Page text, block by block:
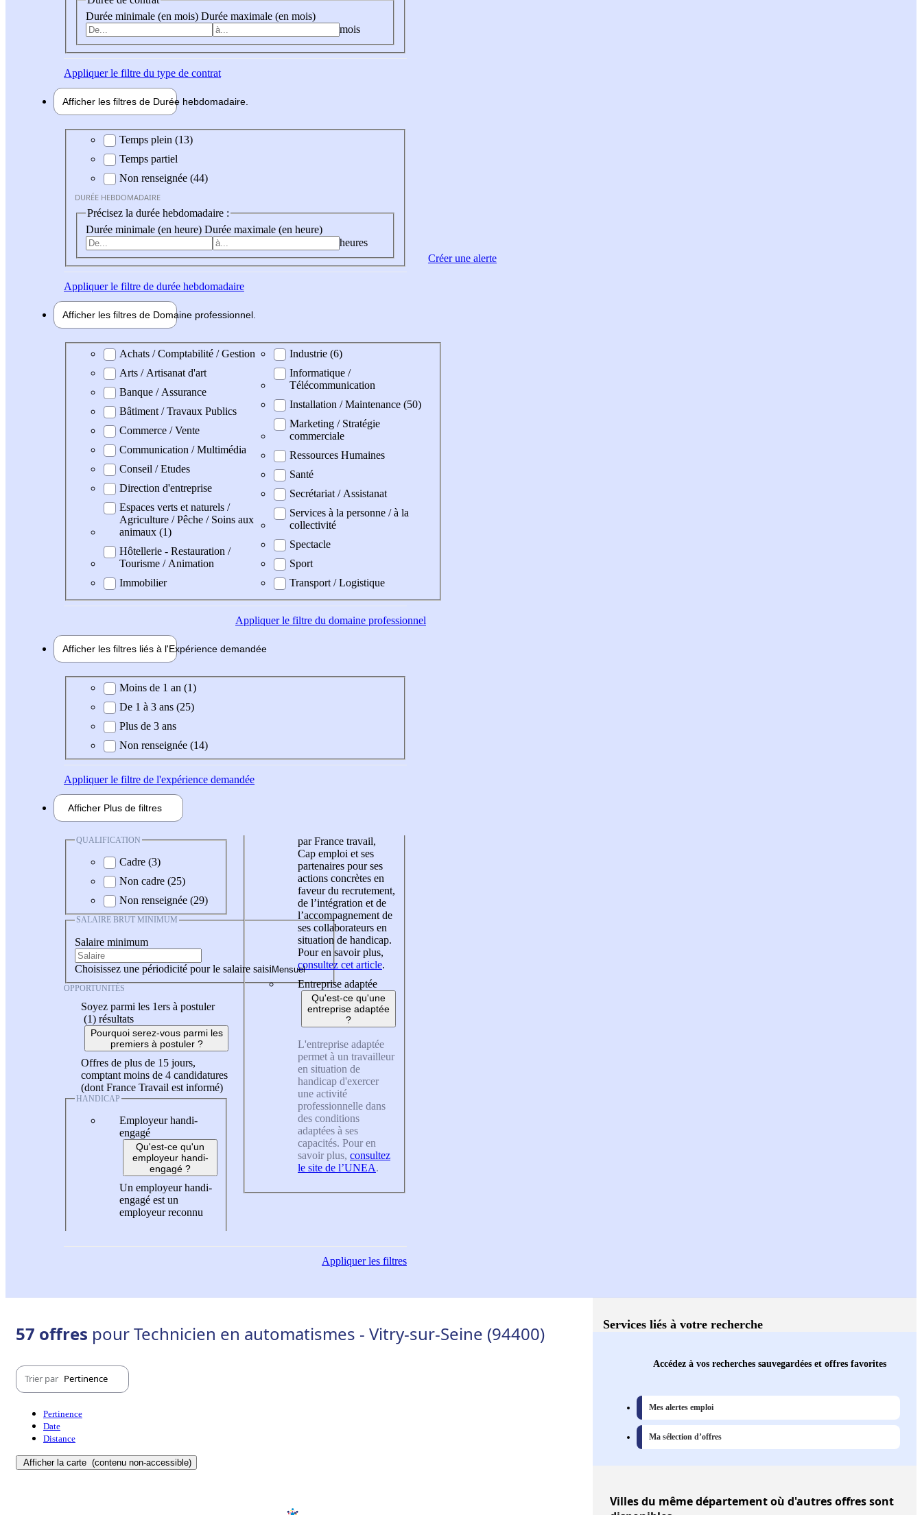
Durée minimale (en mois) Durée maximale (en mois)
mois
Appliquerle filtre du type de contrat
Afficher les filtres de Durée hebdomadaire
Durée hebdomadaire
Temps plein (13)
Temps partiel
Non renseignée (44)
DURÉE HEBDOMADAIRE
Précisez la durée hebdomadaire :
Durée minimale (en heure) Durée maximale (en heure)
heures
Appliquerle filtre de durée hebdomadaire
Afficher les filtres de Domaine professionnel
Domaine professionel
Achats / Comptabilité / Gestion
Arts / Artisanat d'art
Banque / Assurance
Bâtiment / Travaux Publics
Commerce / Vente
Communication / Multimédia
Conseil / Etudes
Direction d'entreprise
Espaces verts et naturels /
Agriculture / Pêche / Soins aux
animaux (1)
Hôtellerie - Restauration /
Tourisme / Animation
Immobilier
Industrie (6)
Informatique /
Télécommunication
Installation / Maintenance (50)
Marketing / Stratégie
commerciale
Ressources Humaines
Santé
Secrétariat / Assistanat
Services à la personne / à la
collectivité
Spectacle
Sport
Transport / Logistique
Appliquerle filtre du domaine professionnel
Afficher les filtres liés à l'Expérience demandée
Expérience demandée
Moins de 1 an (1)
De 1 à 3 ans (25)
Plus de 3 ans
Non renseignée (14)
Appliquerle filtre de l'expérience demandée
Afficher Plus de filtres
QUALIFICATION
Cadre (3)
Non cadre (25)
Non renseignée (29)
SALAIRE BRUT MINIMUM
Salaire minimum
Choisissez une périodicité pour le salaire saisi
OPPORTUNITÉS
Soyez parmi les 1ers à postuler
(1) résultats
Pourquoi serez-vous parmi les
premiers à postuler ?
Offres de plus de 15 jours,
comptant moins de 4 candidatures
(dont France Travail est informé)
HANDICAP
Employeur handi-
engagé
Qu'est-ce qu'un
employeur handi-
engagé ?
Un employeur handi-
engagé est un
employeur reconnu
par France travail,
Cap emploi et ses
partenaires pour ses
actions concrètes en
faveur du recrutement,
de l’intégration et de
l’accompagnement de
ses collaborateurs en
situation de handicap.
Pour en savoir plus,
consultez cet article.
Entreprise adaptée
Qu'est-ce qu'une
entreprise adaptée
?
L'entreprise adaptée
permet à un travailleur
en situation de
handicap d'exercer
une activité
professionnelle dans
des conditions
adaptées à ses
capacités. Pour en
savoir plus, consultez
le site de l’UNEA.
Appliquerles filtres
Créer une alerte
57 offres pour Technicien en automatismes - Vitry-sur-Seine (94400)
Trier par Pertinence
Pertinence
Date
Distance
Afficher la carte (contenu non-accessible)
Services liés à votre recherche
Accédez à vos recherches sauvegardées et offres favorites
Mes alertes emploi
Ma sélection d’offres
Villesdu même département où d'autres offres sont